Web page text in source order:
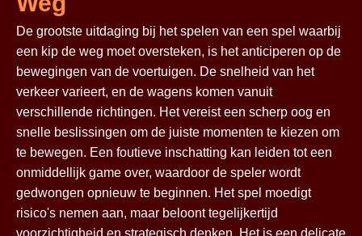
De grootste uitdaging bij het spelen van een spel waarbij
een kip de weg moet oversteken, is het anticiperen op de
bewegingen van de voertuigen. De snelheid van het
verkeer varieert, en de wagens komen vanuit
verschillende richtingen. Het vereist een scherp oog en
snelle beslissingen om de juiste momenten te kiezen om
te bewegen. Een foutieve inschatting kan leiden tot een
onmiddellijk game over, waardoor de speler wordt
gedwongen opnieuw te beginnen. Het spel moedigt
risico's nemen aan, maar beloont tegelijkertijd
voorzichtigheid en strategisch denken. Het is een delicate